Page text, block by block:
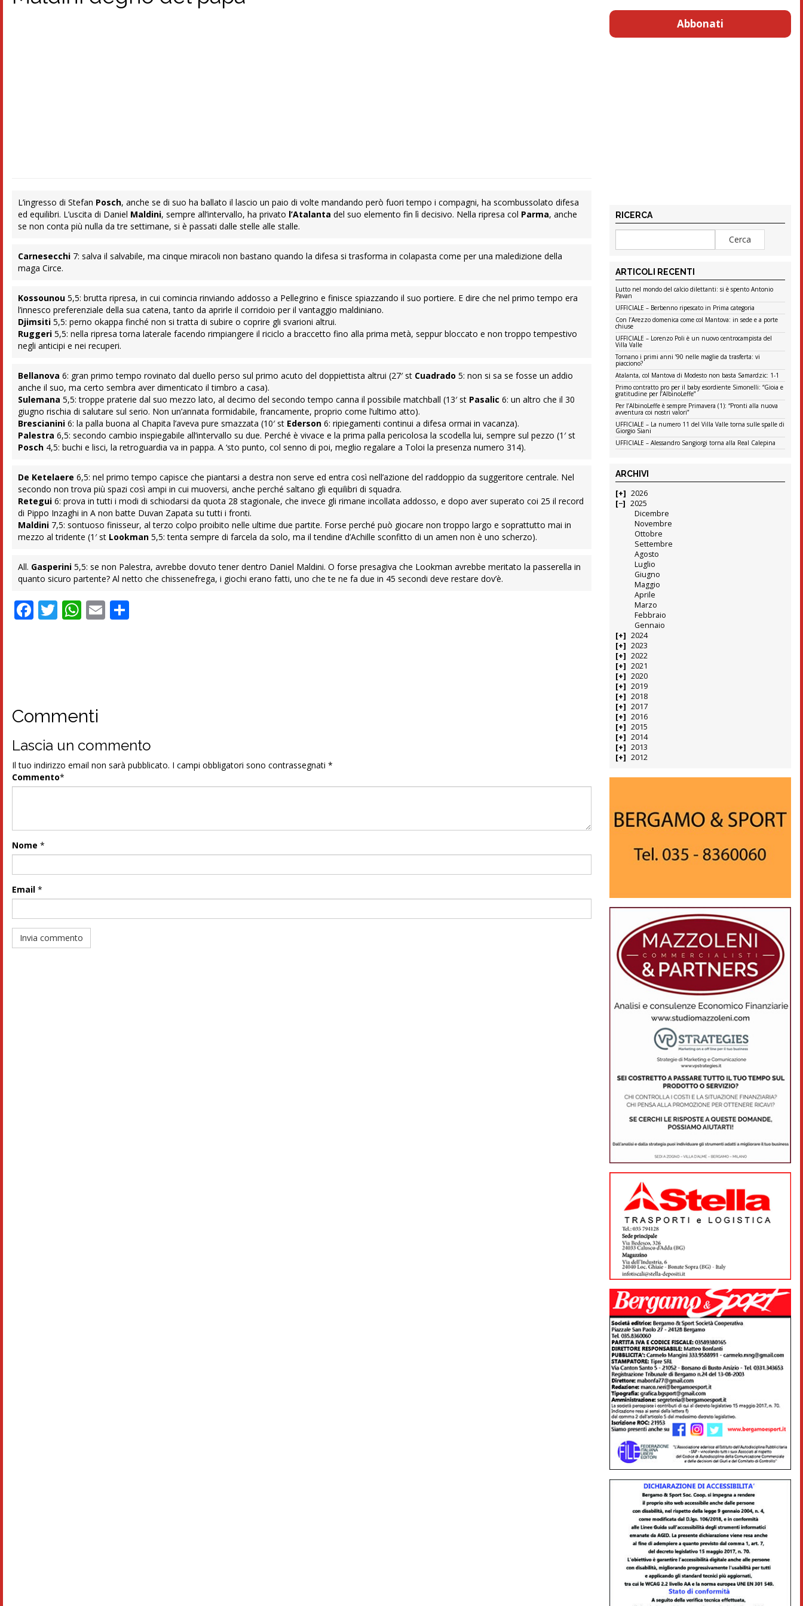
L’ingresso di Stefan Posch, anche se di suo ha ballato il lascio un paio di volte mandando però fuori tempo i compagni, ha scombussolato difesa
ed equilibri. L’uscita di Daniel Maldini, sempre all’intervallo, ha privato l’Atalanta del suo elemento fin lì decisivo. Nella ripresa col Parma, anche
se non conta più nulla da tre settimane, si è passati dalle stelle alle stalle.
Carnesecchi 7: salva il salvabile, ma cinque miracoli non bastano quando la difesa si trasforma in colapasta come per una maledizione della
maga Circe.
Kossounou 5,5: brutta ripresa, in cui comincia rinviando addosso a Pellegrino e finisce spiazzando il suo portiere. E dire che nel primo tempo era
l’innesco preferenziale della sua catena, tanto da aprirle il corridoio per il vantaggio maldiniano.
Djimsiti 5,5: perno okappa finché non si tratta di subire o coprire gli svarioni altrui.
Ruggeri 5,5: nella ripresa torna laterale facendo rimpiangere il riciclo a braccetto fino alla prima metà, seppur bloccato e non troppo tempestivo
negli anticipi e nei recuperi.
Bellanova 6: gran primo tempo rovinato dal duello perso sul primo acuto del doppiettista altrui (27′ st Cuadrado 5: non si sa se fosse un addio
anche il suo, ma certo sembra aver dimenticato il timbro a casa).
Sulemana 5,5: troppe praterie dal suo mezzo lato, al decimo del secondo tempo canna il possibile matchball (13′ st Pasalic 6: un altro che il 30
giugno rischia di salutare sul serio. Non un’annata formidabile, francamente, proprio come l’ultimo atto).
Brescianini 6: la palla buona al Chapita l’aveva pure smazzata (10′ st Ederson 6: ripiegamenti continui a difesa ormai in vacanza).
Palestra 6,5: secondo cambio inspiegabile all’intervallo su due. Perché è vivace e la prima palla pericolosa la scodella lui, sempre sul pezzo (1′ st
Posch 4,5: buchi e lisci, la retroguardia va in pappa. A ‘sto punto, col senno di poi, meglio regalare a Toloi la presenza numero 314).
De Ketelaere 6,5: nel primo tempo capisce che piantarsi a destra non serve ed entra così nell’azione del raddoppio da suggeritore centrale. Nel
secondo non trova più spazi così ampi in cui muoversi, anche perché saltano gli equilibri di squadra.
Retegui 6: prova in tutti i modi di schiodarsi da quota 28 stagionale, che invece gli rimane incollata addosso, e dopo aver superato coi 25 il record
di Pippo Inzaghi in A non batte Duvan Zapata su tutti i fronti.
Maldini 7,5: sontuoso finisseur, al terzo colpo proibito nelle ultime due partite. Forse perché può giocare non troppo largo e soprattutto mai in
mezzo al tridente (1′ st Lookman 5,5: tenta sempre di farcela da solo, ma il tendine d’Achille sconfitto di un amen non è uno scherzo).
All. Gasperini 5,5: se non Palestra, avrebbe dovuto tener dentro Daniel Maldini. O forse presagiva che Lookman avrebbe meritato la passerella in
quanto sicuro partente? Al netto che chissenefrega, i giochi erano fatti, uno che te ne fa due in 45 secondi deve restare dov’è.
Facebook
Twitter
WhatsApp
Email
Commenti
Lascia un commento
Il tuo indirizzo email non sarà pubblicato. I campi obbligatori sono contrassegnati*
Commento*
Nome *
Email *
Abbonati
RICERCA
ARTICOLI RECENTI
Lutto nel mondo del calcio dilettanti: si è spento Antonio
Pavan
UFFICIALE – Berbenno ripescato in Prima categoria
Con l’Arezzo domenica come col Mantova: in sede e a porte
chiuse
UFFICIALE – Lorenzo Poli è un nuovo centrocampista del
Villa Valle
Tornano i primi anni ’90 nelle maglie da trasferta: vi
piacciono?
Atalanta, col Mantova di Modesto non basta Samardzic: 1-1
Primo contratto pro per il baby esordiente Simonelli: “Gioia e
gratitudine per l’AlbinoLeffe”
Per l’AlbinoLeffe è sempre Primavera (1): “Pronti alla nuova
avventura coi nostri valori”
UFFICIALE – La numero 11 del Villa Valle torna sulle spalle di
Giorgio Siani
UFFICIALE – Alessandro Sangiorgi torna alla Real Calepina
ARCHIVI
2026
2025
Dicembre
Novembre
Ottobre
Settembre
Agosto
Luglio
Giugno
Maggio
Aprile
Marzo
Febbraio
Gennaio
2024
2023
2022
2021
2020
2019
2018
2017
2016
2015
2014
2013
2012